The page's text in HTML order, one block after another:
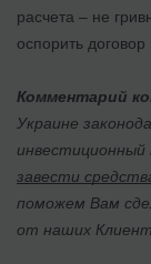
расчета – не
оспорить
Комментарий
Украине
завести
поможем Вам
от наших